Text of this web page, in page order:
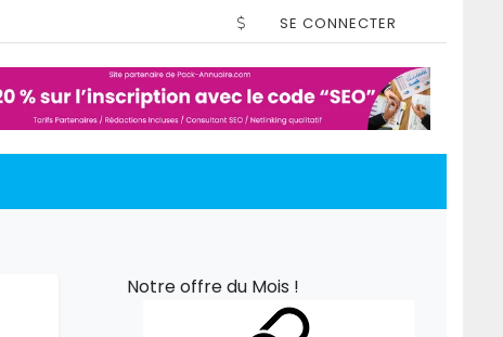
SE CONNECTER
Notre offre du Mois !